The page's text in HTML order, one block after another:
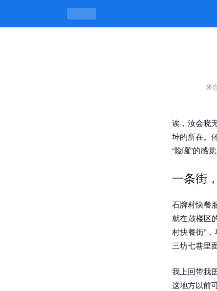
石牌村快餐服务一条街在哪里，巷
来
诶，汝会晓
坤的所在。
“险囉”的感
一条街
石牌村快餐
就在鼓楼区
村快餐街”
三坊七巷里
我上回带我
这地方以前